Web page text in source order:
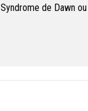
Syndrome de Dawn